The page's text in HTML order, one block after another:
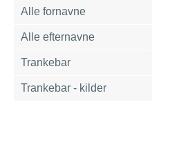
Alle fornavne
Alle efternavne
Trankebar
Trankebar - kilder